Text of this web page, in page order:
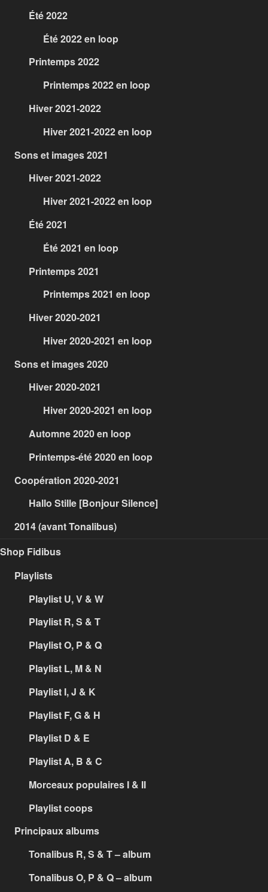
Été 2022
Été 2022 en loop
Printemps 2022
Printemps 2022 en loop
Hiver 2021-2022
Hiver 2021-2022 en loop
Sons et images 2021
Hiver 2021-2022
Hiver 2021-2022 en loop
Été 2021
Été 2021 en loop
Printemps 2021
Printemps 2021 en loop
Hiver 2020-2021
Hiver 2020-2021 en loop
Sons et images 2020
Hiver 2020-2021
Hiver 2020-2021 en loop
Automne 2020 en loop
Printemps-été 2020 en loop
Coopération 2020-2021
Hallo Stille [Bonjour Silence]
2014 (avant Tonalibus)
Shop Fidibus
Playlists
Playlist U, V & W
Playlist R, S & T
Playlist O, P & Q
Playlist L, M & N
Playlist I, J & K
Playlist F, G & H
Playlist D & E
Playlist A, B & C
Morceaux populaires I & II
Playlist coops
Principaux albums
Tonalibus R, S & T – album
Tonalibus O, P & Q – album